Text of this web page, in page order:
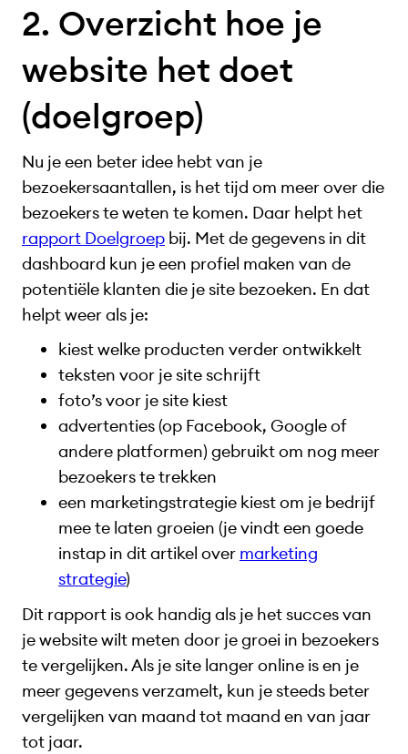
2. Overzicht hoe je
website het doet
(doelgroep)
Nu je een beter idee hebt van je
bezoekersaantallen, is het tijd om meer over die
bezoekers te weten te komen. Daar helpt het
rapport Doelgroep bij. Met de gegevens in dit
dashboard kun je een profiel maken van de
potentiële klanten die je site bezoeken. En dat
helpt weer als je:
kiest welke producten verder ontwikkelt
teksten voor je site schrijft
foto’s voor je site kiest
advertenties (op Facebook, Google of
andere platformen) gebruikt om nog meer
bezoekers te trekken
een marketingstrategie kiest om je bedrijf
mee te laten groeien (je vindt een goede
instap in dit artikel over marketing
strategie)
Dit rapport is ook handig als je het succes van
je website wilt meten door je groei in bezoekers
te vergelijken. Als je site langer online is en je
meer gegevens verzamelt, kun je steeds beter
vergelijken van maand tot maand en van jaar
tot jaar.